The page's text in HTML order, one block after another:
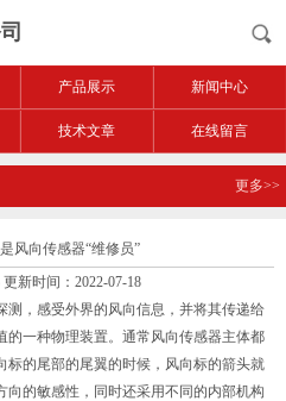
产品展示 新闻中心
技术文章 在线留言
更多>>
风向传感器“维修员”
新时间：2022-07-18
测，感受外界的风向信息，并将其传递给
的一种物理装置。通常风向传感器主体都
标的尾部的尾翼的时候，风向标的箭头就
的敏感性，同时还采用不同的内部机构